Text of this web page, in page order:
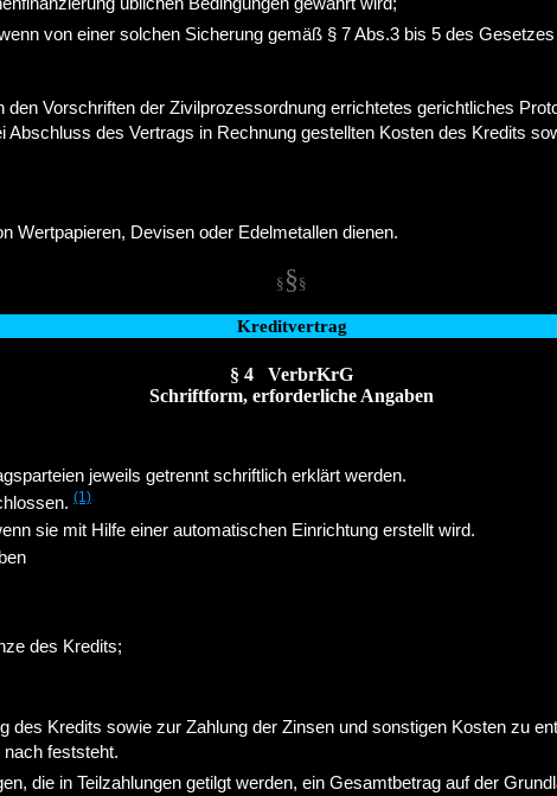
von einer solchen Sicherung gemäß § 7 Abs.3 bis 5 des
den Vorschriften der Zivilprozessordnung errichtetes gerichtliches
des Vertrags in Rechnung gestellten Kosten des Kredits
Wertpapieren, Devisen oder Edelmetallen dienen.
§ § §
Kreditvertrag
§ 4 VerbrKrG
Schriftform, erforderliche Angaben
jeweils getrennt schriftlich erklärt werden.
(1)
sie mit Hilfe einer automatischen Einrichtung erstellt wird.
des Kredits;
des Kredits sowie zur Zahlung der Zinsen und sonstigen Kosten zu
feststeht.
die in Teilzahlungen getilgt werden, ein Gesamtbetrag auf der